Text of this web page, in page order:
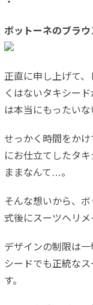
・
ボットーネのブラ
正直に申し上げて
くはないタキシー
は本当にもったいな
せっかく時間をか
にお仕立てしたタ
ままなんて…。
そんな想いから、
式後にスーツへリメ
デザインの制限は
シードでも正統な
す。